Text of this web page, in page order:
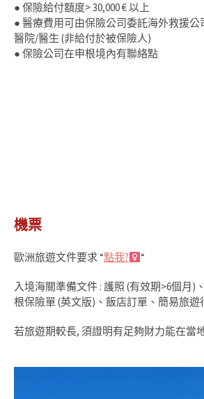
● 保險給付額度> 30,000 € 以上
● 醫療費用可由保險公司委託海外救援
醫院/醫生 (非給付於被保險人)
● 保險公司在申根境內有聯絡點
機票
歐洲旅遊文件要求 “點我?‍ “
入境海關準備文件 : 護照 (有效期>6個月)
根保險單 (英文版)、飯店訂單、簡易旅遊
若旅遊期較長, 須證明有足夠財力能在當